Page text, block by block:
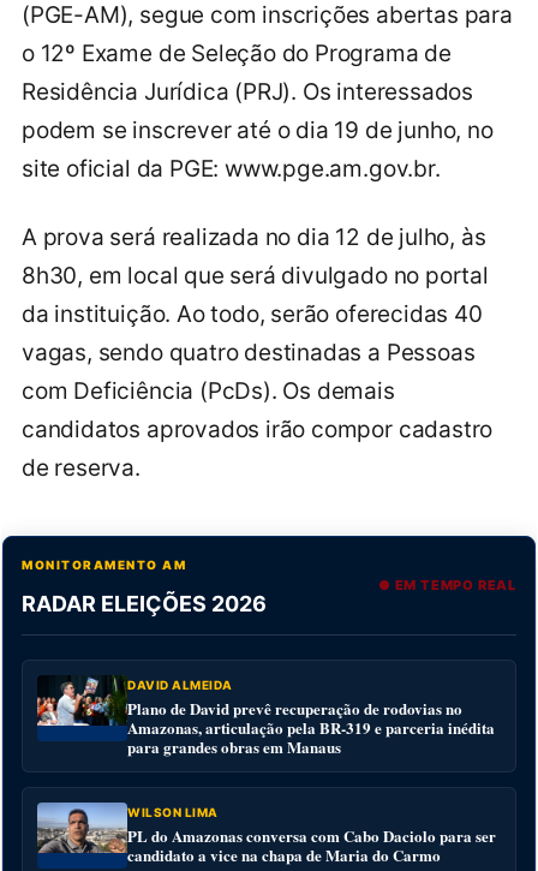
(PGE-AM), segue com inscrições abertas para
o 12º Exame de Seleção do Programa de
Residência Jurídica (PRJ). Os interessados
podem se inscrever até o dia 19 de junho, no
site oficial da PGE: www.pge.am.gov.br.
A prova será realizada no dia 12 de julho, às
8h30, em local que será divulgado no portal
da instituição. Ao todo, serão oferecidas 40
vagas, sendo quatro destinadas a Pessoas
com Deficiência (PcDs). Os demais
candidatos aprovados irão compor cadastro
de reserva.
MONITORAMENTO AM
RADAR ELEIÇÕES 2026
● EM TEMPO REAL
DAVID ALMEIDA
Plano de David prevê recuperação de rodovias no
Amazonas, articulação pela BR-319 e parceria inédita
para grandes obras em Manaus
WILSON LIMA
PL do Amazonas conversa com Cabo Daciolo para ser
candidato a vice na chapa de Maria do Carmo